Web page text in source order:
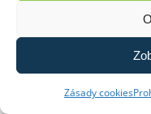
Zásady cookies
Přečíst >
🎄✨ Zveme
Školní